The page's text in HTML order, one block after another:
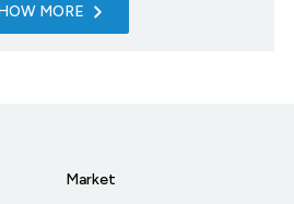
MORE
Market